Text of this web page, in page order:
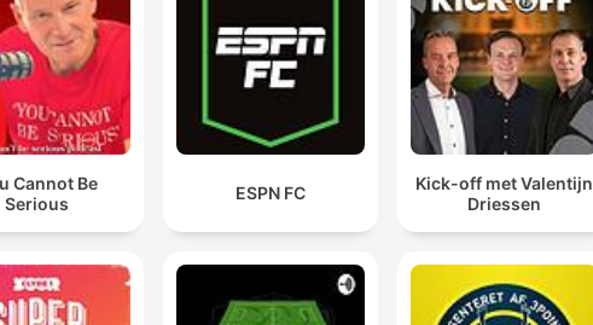
Cannot Be
Serious
ESPN FC
Kick-off met Valentijn
Driessen